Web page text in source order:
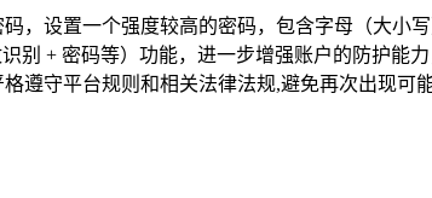
，设置一个强度较高的密码，包含字母（大小
别 + 密码等）功能，进一步增强账户的防护能
遵守平台规则和相关法律法规,避免再次出现可